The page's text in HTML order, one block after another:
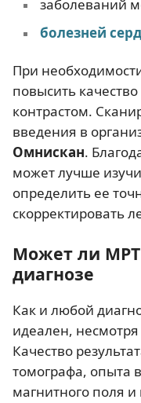
заболеваний
болезней
При
повысить
контрастом.
введения в
Омнискан.
может лучше
определить ее
скорректировать
Может ли
диагнозе
Как и любой
идеален,
Качество
томографа, опыта
магнитного поля